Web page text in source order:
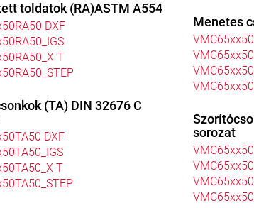
toldatok (RA)ASTM A554
DXF
T
(TA) DIN 32676 C
DXF
T
Menetes
sorozat